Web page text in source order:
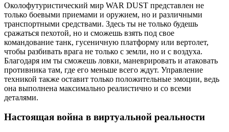
Околофутуристический мир WAR DUST представлен не
только боевыми приемами и оружием, но и различными
транспортными средствами. Здесь ты не только будешь
сражаться пехотой, но и сможешь взять под свое
командование танк, гусеничную платформу или вертолет,
чтобы разбивать врага не только с земли, но и с воздуха.
Благодаря им ты сможешь ловки, маневрировать и атаковать
противника там, где его меньше всего ждут. Управление
техникой также оставит только положительные эмоции, ведь
она выполнена максимально реалистично и со всеми
деталями.
Настоящая война в виртуальной реальности